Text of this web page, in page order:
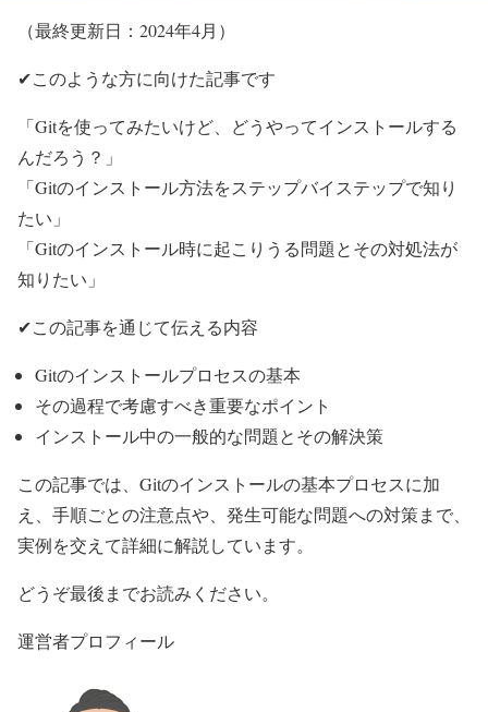
（最終更新日：2024年4月）
✔このような方に向けた記事です
「Gitを使ってみたいけど、どうやってインストールする
んだろう？」
「Gitのインストール方法をステップバイステップで知り
たい」
「Gitのインストール時に起こりうる問題とその対処法が
知りたい」
✔この記事を通じて伝える内容
Gitのインストールプロセスの基本
その過程で考慮すべき重要なポイント
インストール中の一般的な問題とその解決策
この記事では、Gitのインストールの基本プロセスに加
え、手順ごとの注意点や、発生可能な問題への対策まで、
実例を交えて詳細に解説しています。
どうぞ最後までお読みください。
運営者プロフィール